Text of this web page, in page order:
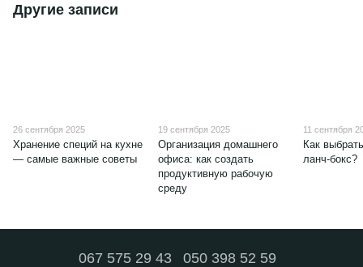
Другие записи
26 сентября 2025
Хранение специй на кухне
— самые важные советы
19 сентября 2025
Организация домашнего
офиса: как создать
продуктивную рабочую
среду
11 сентября
Как
ланч-бокс?
067 575 29 43 050 398 52 59